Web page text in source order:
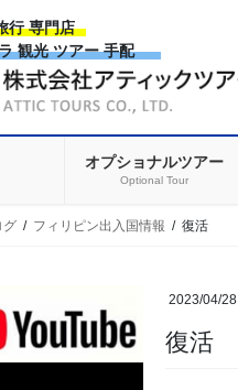
行 専門店
観光 ツアー 手配
オプショナルツアー
Optional Tour
グ フィリピン出入国情報 復活
2023/04/28
復活